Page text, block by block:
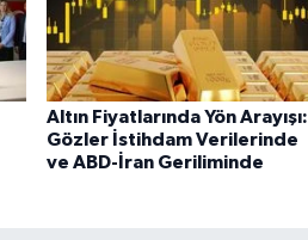
Altın Fiyatlarında Yön Arayışı:
Gözler İstihdam Verilerinde
ve ABD-İran Geriliminde